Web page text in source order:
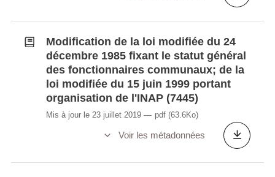
Modification de la loi modifiée du 24
décembre 1985 fixant le statut général
des fonctionnaires communaux; de la
loi modifiée du 15 juin 1999 portant
organisation de l'INAP (7445)
Mis à jour le 23 juillet 2019 pdf (63.6Ko)
Voir les métadonnées